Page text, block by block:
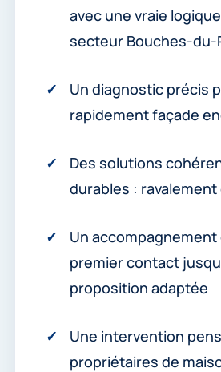
avec une vraie
secteur Bouches-du-
Un diagnostic précis
rapidement façade
Des solutions
durables :
Un accompagnement
premier contact
proposition adaptée
Une intervention
propriétaires de